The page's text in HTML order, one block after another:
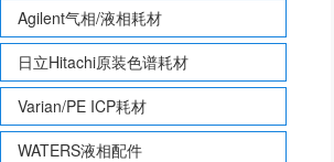
Agilent气相/液相耗材
日立Hitachi原装色谱耗材
Varian/PE ICP耗材
WATERS液相配件